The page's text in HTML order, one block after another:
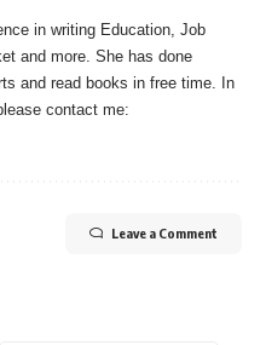
in writing Education, Job
and more. She has done
and read books in free time. In
contact me:
Leave a Comment